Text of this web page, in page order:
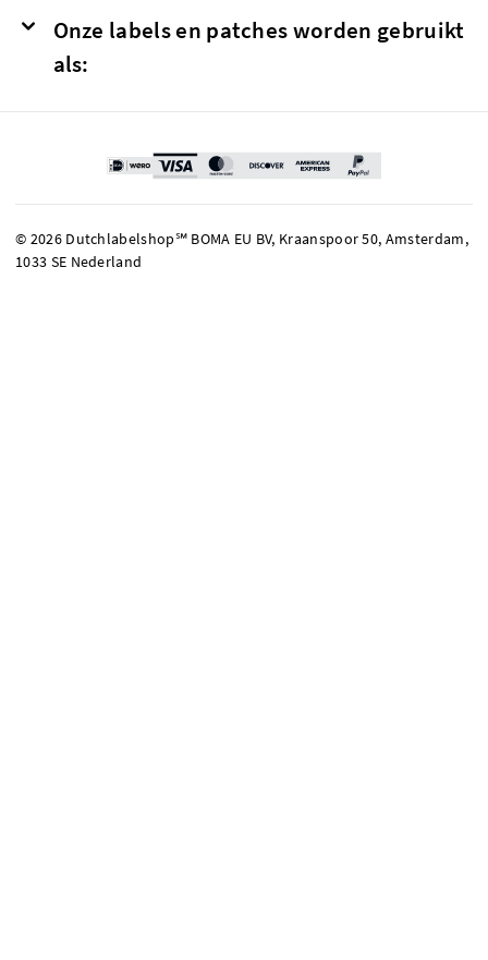
Onze labels en patches worden gebruikt
als:
© 2026 Dutchlabelshop℠ BOMA EU BV, Kraanspoor 50, Amsterdam,
1033 SE Nederland